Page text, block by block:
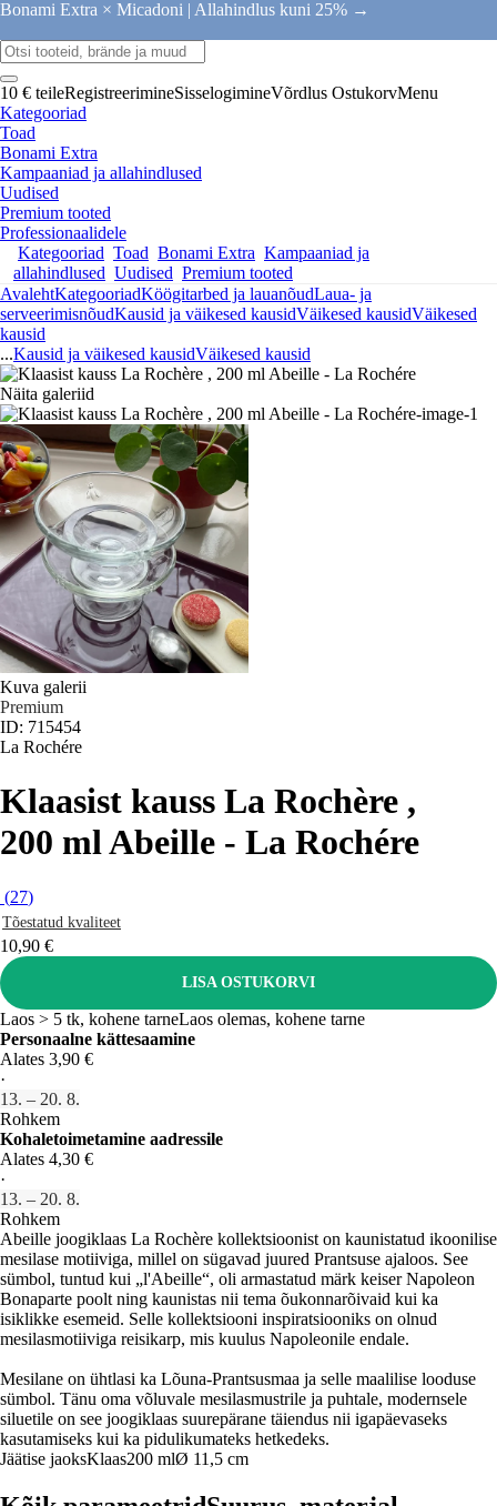
Bonami Extra × Micadoni | Allahindlus kuni 25% →
10 € teileRegistreerimineSisselogimineVõrdlus OstukorvMenu
Kategooriad
Toad
Bonami Extra
Kampaaniad ja allahindlused
Uudised
Premium tooted
Professionaalidele
Kategooriad Toad Bonami Extra Kampaaniad ja
allahindlused Uudised Premium tooted
AvalehtKategooriadKöögitarbed ja lauanõudLaua- ja
serveerimisnõudKausid ja väikesed kausidVäikesed kausidVäikesed
kausid
...Kausid ja väikesed kausidVäikesed kausid
Näita galeriid
Kuva galerii
Premium
ID: 715454
La Rochére
Klaasist kauss La Rochère ,
200 ml Abeille - La Rochére
(27)
Tõestatud kvaliteet
10,90 €
LISA OSTUKORVI
Laos > 5 tk, kohene tarneLaos olemas, kohene tarne
Personaalne kättesaamine
Alates 3,90 €
·
13. – 20. 8.
Rohkem
Kohaletoimetamine aadressile
Alates 4,30 €
·
13. – 20. 8.
Rohkem
Abeille joogiklaas La Rochère kollektsioonist on kaunistatud ikoonilise
mesilase motiiviga, millel on sügavad juured Prantsuse ajaloos. See
sümbol, tuntud kui „l'Abeille“, oli armastatud märk keiser Napoleon
Bonaparte poolt ning kaunistas nii tema õukonnarõivaid kui ka
isiklikke esemeid. Selle kollektsiooni inspiratsiooniks on olnud
mesilasmotiiviga reisikarp, mis kuulus Napoleonile endale.
Mesilane on ühtlasi ka Lõuna-Prantsusmaa ja selle maalilise looduse
sümbol. Tänu oma võluvale mesilasmustrile ja puhtale, modernsele
siluetile on see joogiklaas suurepärane täiendus nii igapäevaseks
kasutamiseks kui ka pidulikumateks hetkedeks.
Jäätise jaoksKlaas200 mlØ 11,5 cm